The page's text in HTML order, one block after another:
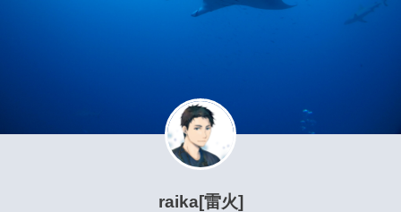
raika[雷火]